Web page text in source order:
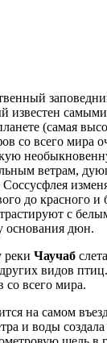
известен
(самая
со всего мира
ветрам,
до красного и
с
основания дюн.
реки Чаучаб
видов
со всего мира.
на самом
и воды